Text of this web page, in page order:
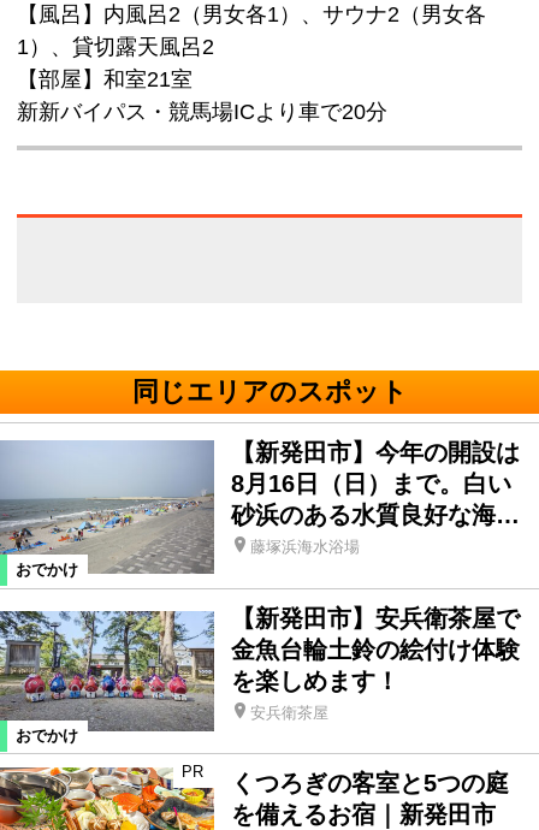
【風呂】内風呂2（男女各1）、サウナ2（男女各
1）、貸切露天風呂2
【部屋】和室21室
新新バイパス・競馬場ICより車で20分
同じエリアのスポット
おでかけ
【新発田市】今年の開設は
8月16日（日）まで。白い
砂浜のある水質良好な海…
藤塚浜海水浴場
おでかけ
【新発田市】安兵衛茶屋で
金魚台輪土鈴の絵付け体験
を楽しめます！
安兵衛茶屋
PR
くつろぎの客室と5つの庭
を備えるお宿｜新発田市